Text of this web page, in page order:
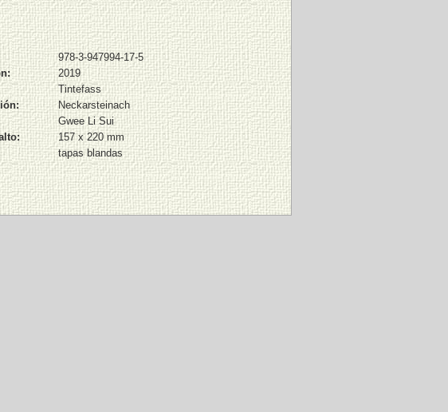
978-3-947994-17-5
2019
Tintefass
Neckarsteinach
Gwee Li Sui
157 x 220 mm
tapas blandas